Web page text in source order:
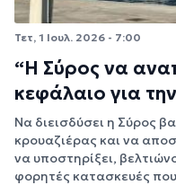
Τετ, 1 Ιουλ. 2026 - 7:00
“Η Σύρος να
κεφάλαιο για
Να διεισδύσει η Σύρος
κρουαζιέρας και να
να υποστηρίξει,
φορητές κατασκευές